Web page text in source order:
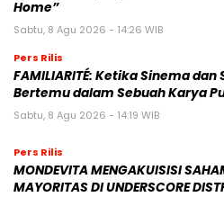
Himel Hadirkan Visi Hunian
melalui Kampanye Global
Sabtu, 8 Agu 2026 - 14:26 WIB
Pers Rilis
FAMILIARITÉ: Ketika Sinema dan
Sabtu, 8 Agu 2026 - 14:19 WIB
Pers Rilis